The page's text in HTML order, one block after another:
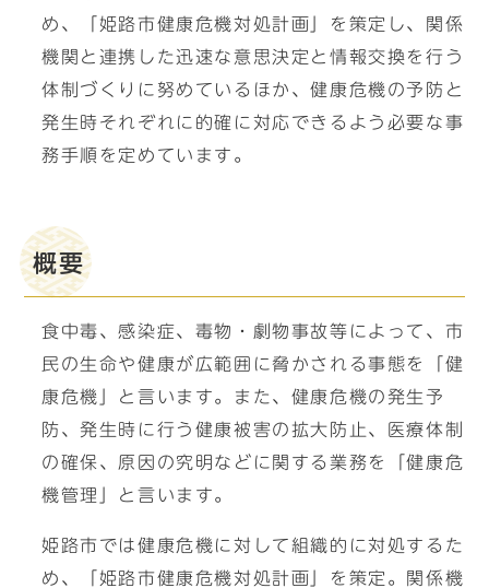
め、「姫路市健康危機対処計画」を策定し、関係
機関と連携した迅速な意思決定と情報交換を行う
体制づくりに努めているほか、健康危機の予防と
発生時それぞれに的確に対応できるよう必要な事
務手順を定めています。
概要
食中毒、感染症、毒物・劇物事故等によって、市
民の生命や健康が広範囲に脅かされる事態を「健
康危機」と言います。また、健康危機の発生予
防、発生時に行う健康被害の拡大防止、医療体制
の確保、原因の究明などに関する業務を「健康危
機管理」と言います。
姫路市では健康危機に対して組織的に対処するた
め、「姫路市健康危機対処計画」を策定。関係機